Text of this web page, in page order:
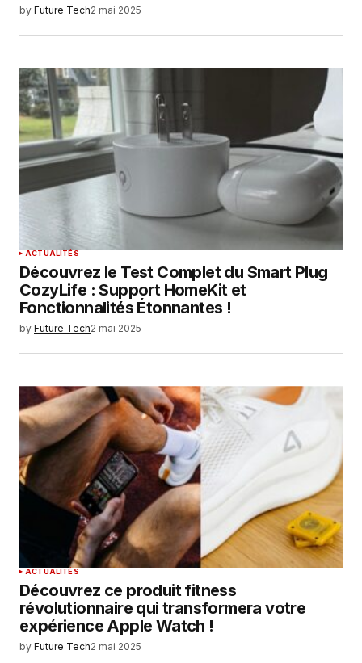
by Future Tech2 mai 2025
ACTUALITÉS
Découvrez le Test Complet du Smart Plug
CozyLife : Support HomeKit et
Fonctionnalités Étonnantes !
by Future Tech2 mai 2025
ACTUALITÉS
Découvrez ce produit fitness
révolutionnaire qui transformera votre
expérience Apple Watch !
by Future Tech2 mai 2025